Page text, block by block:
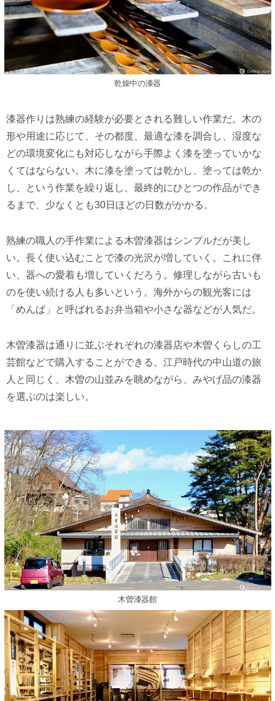
乾燥中の漆器
漆器作りは熟練の経験が必要とされる難しい作業だ。木の
形や用途に応じて、その都度、最適な漆を調合し、湿度な
どの環境変化にも対応しながら手際よく漆を塗っていかな
くてはならない。木に漆を塗っては乾かし、塗っては乾か
し、という作業を繰り返し、最終的にひとつの作品ができ
るまで、少なくとも30日ほどの日数がかかる。
熟練の職人の手作業による木曽漆器はシンプルだが美し
い。長く使い込むことで漆の光沢が増していく。これに伴
い、器への愛着も増していくだろう。修理しながら古いも
のを使い続ける人も多いという。海外からの観光客には
「めんぱ」と呼ばれるお弁当箱や小さな器などが人気だ。
木曽漆器は通りに並ぶそれぞれの漆器店や木曽くらしの工
芸館などで購入することができる。江戸時代の中山道の旅
人と同じく、木曽の山並みを眺めながら、みやげ品の漆器
を選ぶのは楽しい。
木曽漆器館